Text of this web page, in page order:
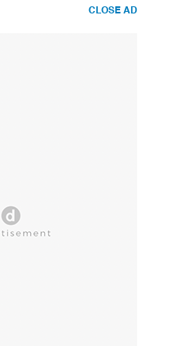
CLOSE AD